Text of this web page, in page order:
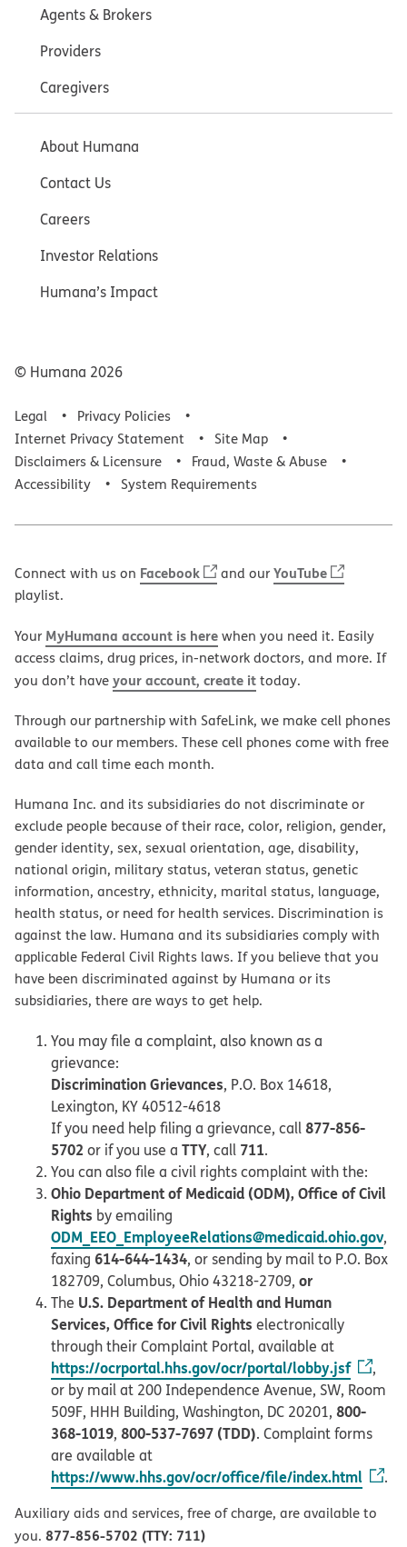
Agents & Brokers
Providers
Caregivers
About Humana
Contact Us
Careers
Investor Relations
Humana’s Impact
© Humana 2026
Legal
Privacy Policies
Internet Privacy Statement
Site Map
Disclaimers & Licensure
Fraud, Waste & Abuse
Accessibility
System Requirements
Connect with us on Facebook and ourYouTube
playlist.
Your MyHumana account is herewhen you need it. Easily
access claims, drug prices, in-network doctors, and more. If
you don’t haveyour account, create ittoday.
Through our partnership with SafeLink, we make cell phones
available to our members. These cell phones come with free
data and call time each month.
Humana Inc. and its subsidiaries do not discriminate or
exclude people because of their race, color, religion, gender,
gender identity, sex, sexual orientation, age, disability,
national origin, military status, veteran status, genetic
information, ancestry, ethnicity, marital status, language,
health status, or need for health services. Discrimination is
against the law. Humana and its subsidiaries comply with
applicable Federal Civil Rights laws. If you believe that you
have been discriminated against by Humana or its
subsidiaries, there are ways to get help.
You may file a complaint, also known as a
grievance:
Discrimination Grievances, P.O. Box 14618,
Lexington, KY 40512-4618
If you need help filing a grievance, call877-856-
5702 or if you use a TTY, call 711.
You can also file a civil rights complaint with the:
Ohio Department of Medicaid (ODM), Office of Civil
Rights by emailing
ODM_EEO_EmployeeRelations@medicaid.ohio.gov,
faxing 614-644-1434, or sending by mail to P.O. Box
182709, Columbus, Ohio 43218-2709, or
The U.S. Department of Health and Human
Services, Office for Civil Rights electronically
through their Complaint Portal, available at
https://ocrportal.hhs.gov/ocr/portal/lobby.jsf
,
or by mail at 200 Independence Avenue, SW, Room
509F, HHH Building, Washington, DC 20201, 800-
368-1019, 800-537-7697 (TDD). Complaint forms
are available at
https://www.hhs.gov/ocr/office/file/index.html .
Auxiliary aids and services, free of charge, are available to
you. 877-856-5702 (TTY: 711)